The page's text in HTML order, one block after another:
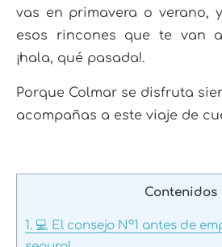
vas en primavera o verano,
esos rincones que te van
¡hala, qué pasada!.
Porque Colmar se disfruta
acompañas a este viaje de
Contenidos
1. 💻 El consejo Nº1 antes de